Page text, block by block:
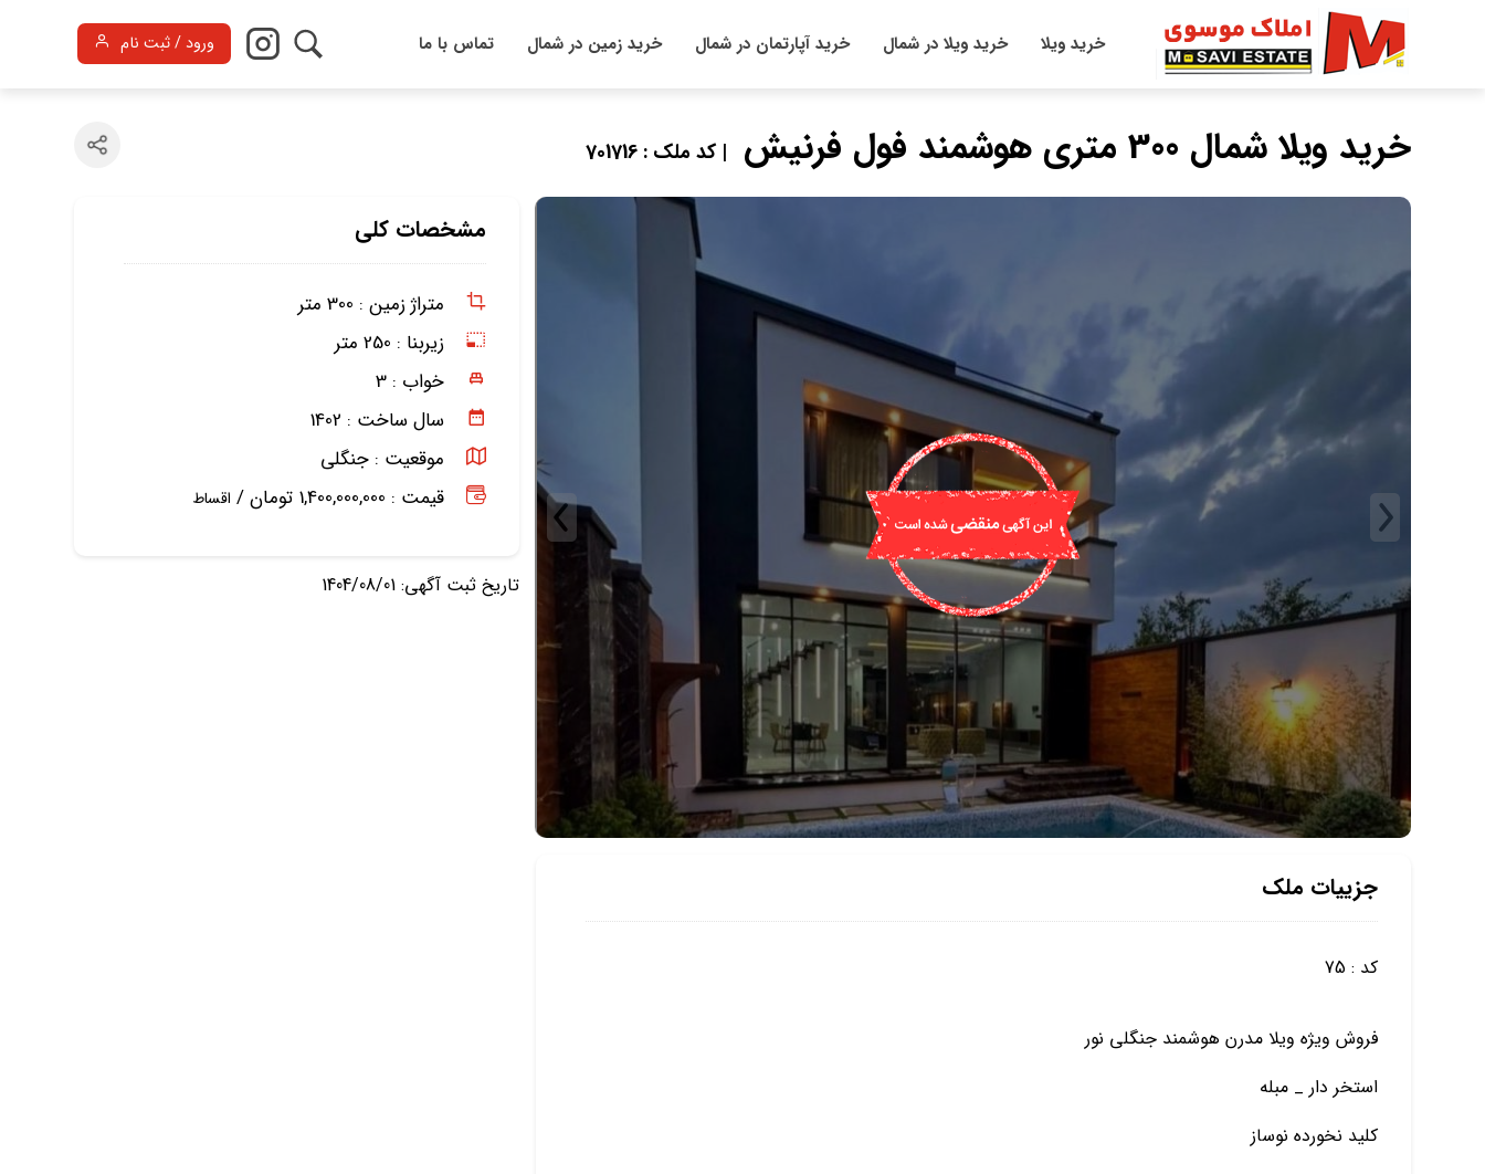
خرید ویلا خرید ویلا در شمال خرید آپارتمان در شمال خرید زمین در شمال تماس با ما ورود / ثبت نام
خرید ویلا شمال 300 متری هوشمند فول فرنیش | کد ملک : 701716
مشخصات کلی
متراژ زمین : 300 متر
زیربنا : 250 متر
خواب : 3
سال ساخت : 1402
موقعیت : جنگلی
قیمت : 1,400,000,000 تومان /
اقساط
تاریخ ثبت آگهی: 1404/08/01
جزییات ملک
کد : 75
فروش ویژه ویلا مدرن هوشمند جنگلی نور
استخر دار _ مبله
کلید نخورده نوساز